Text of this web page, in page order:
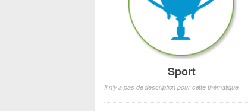
Sport
Il n'y a pas de description pour cette thématique